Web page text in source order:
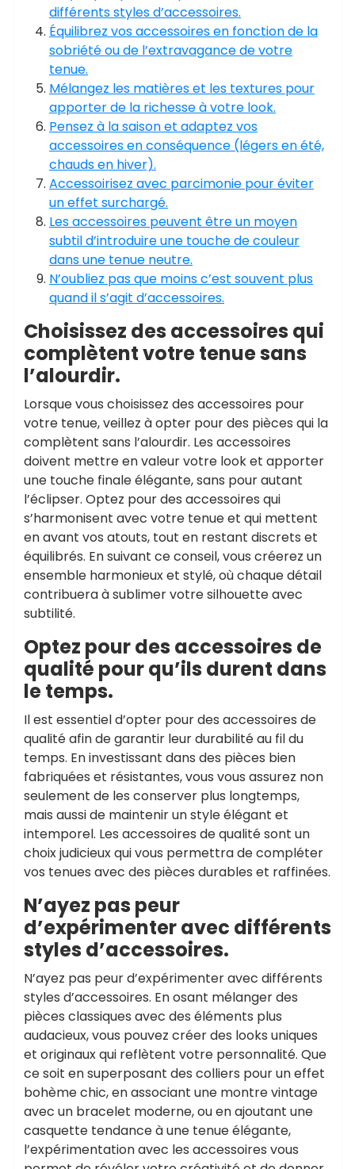
différents styles d’accessoires.
Équilibrez vos accessoires en fonction de la
sobriété ou de l’extravagance de votre
tenue.
Mélangez les matières et les textures pour
apporter de la richesse à votre look.
Pensez à la saison et adaptez vos
accessoires en conséquence (légers en été,
chauds en hiver).
Accessoirisez avec parcimonie pour éviter
un effet surchargé.
Les accessoires peuvent être un moyen
subtil d’introduire une touche de couleur
dans une tenue neutre.
N’oubliez pas que moins c’est souvent plus
quand il s’agit d’accessoires.
Choisissez des accessoires qui
complètent votre tenue sans
l’alourdir.
Lorsque vous choisissez des accessoires pour
votre tenue, veillez à opter pour des pièces qui la
complètent sans l’alourdir. Les accessoires
doivent mettre en valeur votre look et apporter
une touche finale élégante, sans pour autant
l’éclipser. Optez pour des accessoires qui
s’harmonisent avec votre tenue et qui mettent
en avant vos atouts, tout en restant discrets et
équilibrés. En suivant ce conseil, vous créerez un
ensemble harmonieux et stylé, où chaque détail
contribuera à sublimer votre silhouette avec
subtilité.
Optez pour des accessoires de
qualité pour qu’ils durent dans
le temps.
Il est essentiel d’opter pour des accessoires de
qualité afin de garantir leur durabilité au fil du
temps. En investissant dans des pièces bien
fabriquées et résistantes, vous vous assurez non
seulement de les conserver plus longtemps,
mais aussi de maintenir un style élégant et
intemporel. Les accessoires de qualité sont un
choix judicieux qui vous permettra de compléter
vos tenues avec des pièces durables et raffinées.
N’ayez pas peur
d’expérimenter avec différents
styles d’accessoires.
N’ayez pas peur d’expérimenter avec différents
styles d’accessoires. En osant mélanger des
pièces classiques avec des éléments plus
audacieux, vous pouvez créer des looks uniques
et originaux qui reflètent votre personnalité. Que
ce soit en superposant des colliers pour un effet
bohème chic, en associant une montre vintage
avec un bracelet moderne, ou en ajoutant une
casquette tendance à une tenue élégante,
l’expérimentation avec les accessoires vous